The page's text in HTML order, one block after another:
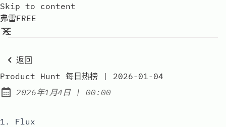
Skip to content
弗雷FREE
返回
Product Hunt 每日热榜 | 2026-01-04
Published:
2026年1月4日| at
00:00
1. Flux